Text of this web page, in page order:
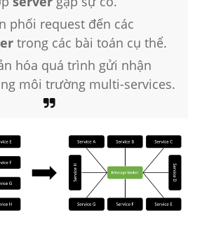
phối request đến các
trong các bài toán cụ thể.
hóa quá trình gửi nhận
môi trường multi-services.